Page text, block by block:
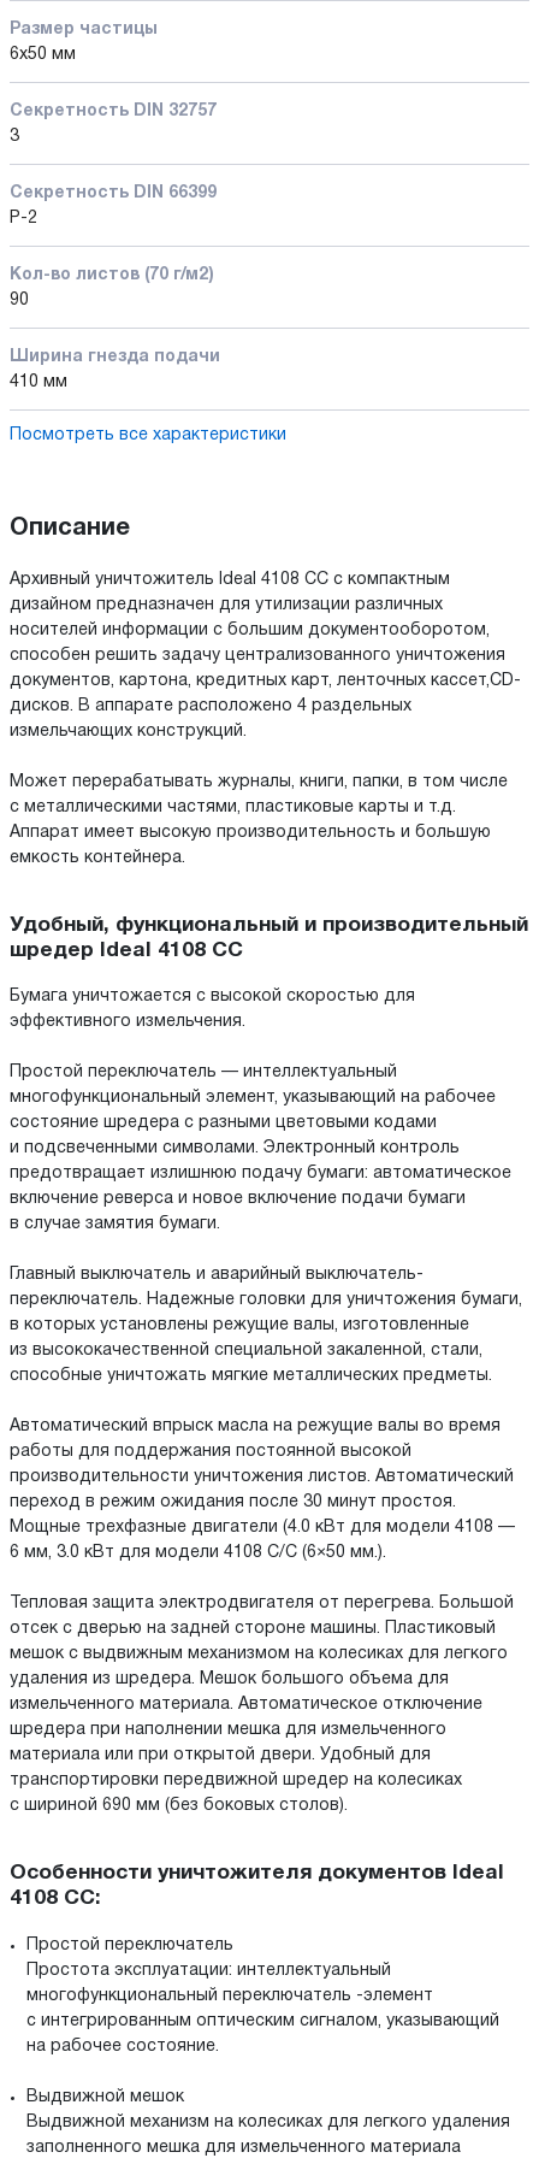
Размер частицы
6x50 мм
Секретность DIN 32757
3
Секретность DIN 66399
P-2
Кол-во листов (70 г/м2)
90
Ширина гнезда подачи
410 мм
Посмотреть все характеристики
Описание
Архивный уничтожитель Ideal 4108 CC с компактным
дизайном предназначен для утилизации различных
носителей информации с большим документооборотом,
способен решить задачу централизованного уничтожения
документов, картона, кредитных карт, ленточных кассет,CD-
дисков. В аппарате расположено 4 раздельных
измельчающих конструкций.
Может перерабатывать журналы, книги, папки, в том числе
с металлическими частями, пластиковые карты и т.д.
Аппарат имеет высокую производительность и большую
емкость контейнера.
Удобный, функциональный и производительный
шредер Ideal 4108 CC
Бумага уничтожается с высокой скоростью для
эффективного измельчения.
Простой переключатель — интеллектуальный
многофункциональный элемент, указывающий на рабочее
состояние шредера с разными цветовыми кодами
и подсвеченными символами. Электронный контроль
предотвращает излишнюю подачу бумаги: автоматическое
включение реверса и новое включение подачи бумаги
в случае замятия бумаги.
Главный выключатель и аварийный выключатель-
переключатель. Надежные головки для уничтожения бумаги,
в которых установлены режущие валы, изготовленные
из высококачественной специальной закаленной, стали,
способные уничтожать мягкие металлических предметы.
Автоматический впрыск масла на режущие валы во время
работы для поддержания постоянной высокой
производительности уничтожения листов. Автоматический
переход в режим ожидания после 30 минут простоя.
Мощные трехфазные двигатели (4.0 кВт для модели 4108 —
6 мм, 3.0 кВт для модели 4108 С/С (6×50 мм.).
Тепловая защита электродвигателя от перегрева. Большой
отсек с дверью на задней стороне машины. Пластиковый
мешок с выдвижным механизмом на колесиках для легкого
удаления из шредера. Мешок большого объема для
измельченного материала. Автоматическое отключение
шредера при наполнении мешка для измельченного
материала или при открытой двери. Удобный для
транспортировки передвижной шредер на колесиках
с шириной 690 мм (без боковых столов).
Особенности уничтожителя документов Ideal
4108 CC:
Простой переключатель
Простота эксплуатации: интеллектуальный
многофункциональный переключатель -элемент
с интегрированным оптическим сигналом, указывающий
на рабочее состояние.
Выдвижной мешок
Выдвижной механизм на колесиках для легкого удаления
заполненного мешка для измельченного материала